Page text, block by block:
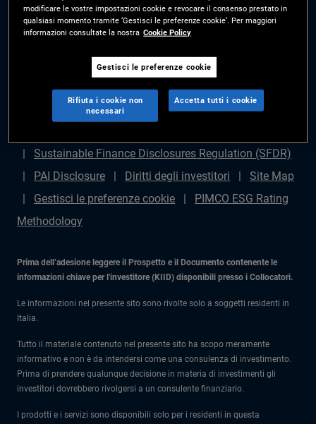
Disclaimer legale Politica sulla privacy
Gestione
Avviso di frode
Diritti degli azionisti
Sustainable Finance Disclosures Regulation (SFDR)
PAI Disclosure
Diritti degli investitori
Site Map
Gestisci le preferenze cookie
PIMCO ESG Rating
Methodology
Prima dell’adesione leggere il Prospetto e il Documento contenente le
informazioni chiave per l'investitore (KIID) disponibili presso i Collocatori.
Le informazioni nel presente sito sono rivolte solo a soggetti residenti in
Italia.
Tutto il materiale contenuto nel presente sito ha scopo meramente
informativo e non è da intendersi come una consulenza di investimento.
Prima di prendere qualunque decisione in materia di investimenti gli
investitori dovrebbero rivolgersi a un consulente finanziario.
I prodotti e i servizi sono disponibili solo per i residenti in questa
modificare le vostre impostazioni cookie e revocare il consenso prestato in
qualsiasi momento tramite ‘Gestisci le preferenze cookie’. Per maggiori
informazioni consultate la nostra Cookie Policy
Gestisci le preferenze cookie
Rifiuta i cookie non
necessari
Accetta tutti i cookie